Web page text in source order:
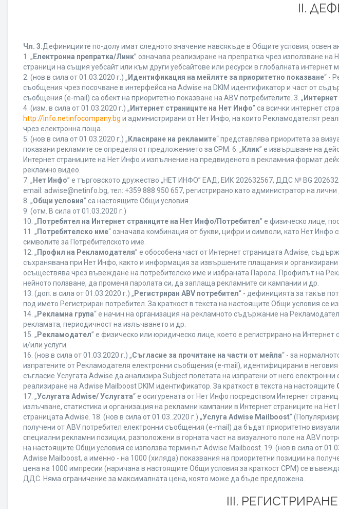
ІІ.
Чл. 3.Дефинициите по-долу имат следното значение навсякъде в Общите условия, освен
1. „ Електронна препратка/Линк” означава реализиране на препратка чрез използване
страници на същия уебсайт или към други уебсайтове или ресурси в глобалната интернет
2. (нов в сила от 01.03.2020 г.) „ Идентификация на мейлите за приоритетно показване“ -
съобщения чрез посочване в интерфейса на Adwise на DKIM идентификатор и част от
съобщения (e-mail) са обект на приоритетно показване на ABV потребителите. 3. „
4. (изм. в сила от 01.03.2020 г.) „ Интернет страниците на Нет Инфо” са всички интернет
http://info.netinfocompany.bg и администрирани от Нет Инфо, на които Рекламодателят
чрез електронна поща.
5. (нов в сила от 01.03.2020 г.) „ Класиране на рекламите“ представлява приоритета за
показани рекламите се определя от предложението за CPM. 6. „ Клик” е извършване на
Интернет страниците на Нет Инфо и изпълнение на предвиденото в рекламния формат
рекламно видео.
7. „ Нет Инфо” е търговското дружество „НЕТ ИНФО” ЕАД, ЕИК 202632567, ДДС № BG
еmail: adwise@netinfo.bg, тел: +359 888 950 657, регистрирано като администратор на
8. „Общи условия” са настоящите Общи условия.
9. (отм. В сила от 01.03.2020 г.)
10. „ Потребител на Интернет страниците на Нет Инфо/Потребител” е физическо лице,
11. „ Потребителско име“ означава комбинация от букви, цифри и символи, като Нет
символите за Потребителското име.
12. „ Профил на Рекламодателя” е обособена част от Интернет страницата Adwise,
съхранявана при Нет Инфо, както и информация за извършените плащания и
осъществява чрез въвеждане на потребителско име и избраната Парола. Профилът на
нейното ползване, да променя паролата си, да заплаща рекламните си кампании и др.
13. (доп. в сила от 01.03.2020 г.) „ Регистриран ABV потребител“ - дефиницията за такъв
под името Регистриран потребител. За краткост в текста на настоящите Общи условия се
14. „ Рекламна група“ е начин на организация на рекламното съдържание на
рекламата, периодичност на излъчването и др.
15. „ Рекламодател” е физическо или юридическо лице, което е регистрирано на
и/или услуги.
16. (нов в сила от 01.03.2020 г.) „Съгласие за прочитане на части от мейла“ - за
изпратените от Рекламодателя електронни съобщения (e-mail), идентифицирани в
съгласие Услугата Adwise да анализира Subject полетата на изпратени от него
реализиране на Adwise Mailboost DKIM идентификатор. За краткост в текста на настоящите
17. „Услугата Adwise/ Услугата“ е осигурената от Нет Инфо посредством Интернет
излъчване, статистика и организация на рекламни кампании в Интернет страниците на
страницата Adwise. 18. (нов в сила от 01.03..2020 г.) „Услуга Adwise Mailboost“
получени от ABV потребител електронни съобщения (e-mail) да бъдат приоритетно
специални рекламни позиции, разположени в горната част на визуалното поле на ABV
на настоящите Общи условия се използва терминът Adwise Mailboost. 19. (нов в сила от
Adwise Mailboost, а именно - на 1000 (хиляда) показвания на приоритетни позиции на
цена на 1000 импресии (наричана в настоящите Общи условия за краткост CPM) се
ДДС. Няма ограничение за максималната цена, която може да бъде предложена.
ІІІ.